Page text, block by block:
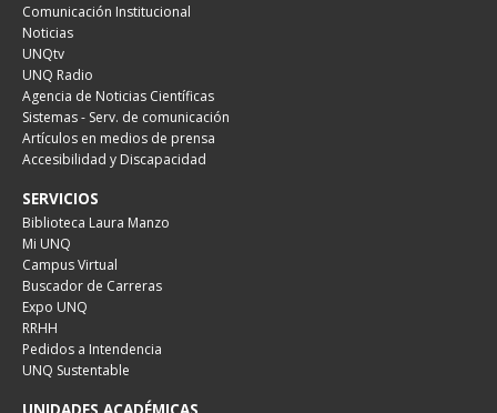
Comunicación Institucional
Noticias
UNQtv
UNQ Radio
Agencia de Noticias Científicas
Sistemas - Serv. de comunicación
Artículos en medios de prensa
Accesibilidad y Discapacidad
SERVICIOS
Biblioteca Laura Manzo
Mi UNQ
Campus Virtual
Buscador de Carreras
Expo UNQ
RRHH
Pedidos a Intendencia
UNQ Sustentable